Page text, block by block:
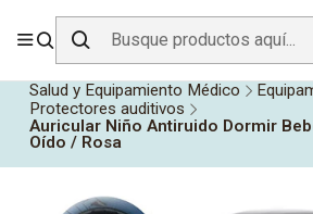
ENVÍO GRATIS SOBRE$19.990
Salud y Equipamiento Médico
Protectores auditivos
Auricular Niño Antiruido Dormir
Oído / Rosa